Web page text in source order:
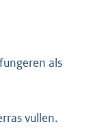
als
vullen.